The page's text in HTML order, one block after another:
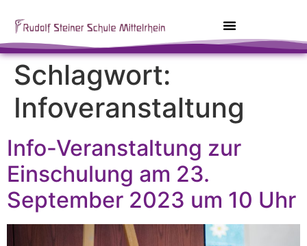
Schlagwort:
Infoveranstaltung
Info-Veranstaltung zur
Einschulung am 23.
September 2023 um 10 Uhr